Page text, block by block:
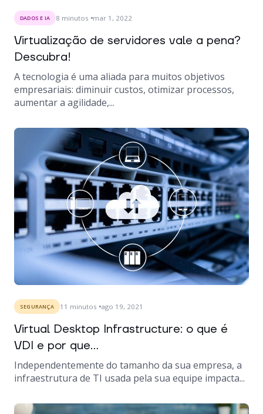
DADOS E IA 8 minutos mar 1, 2022
Virtualização de servidores vale a pena?
Descubra!
A tecnologia é uma aliada para muitos objetivos
empresariais: diminuir custos, otimizar processos,
aumentar a agilidade,...
SEGURANÇA 11 minutos ago 19, 2021
Virtual Desktop Infrastructure: o que é
VDI e por que...
Independentemente do tamanho da sua empresa, a
infraestrutura de TI usada pela sua equipe impacta...